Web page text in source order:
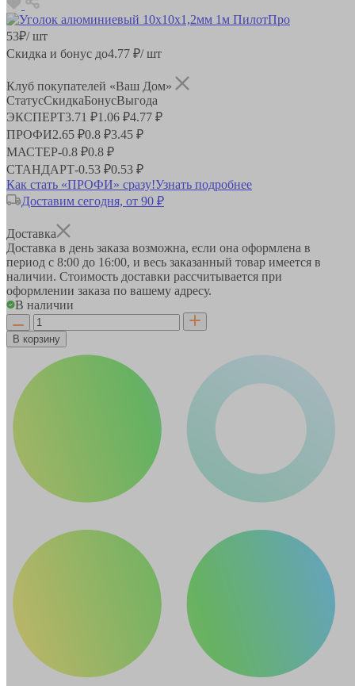
53₽/ шт
Скидка и бонус до4.77 ₽/ шт
Клуб покупателей «Ваш Дом»
СтатусСкидкаБонусВыгода
ЭКСПЕРТ3.71 ₽1.06 ₽4.77 ₽
ПРОФИ2.65 ₽0.8 ₽3.45 ₽
МАСТЕР-0.8 ₽0.8 ₽
СТАНДАРТ-0.53 ₽0.53 ₽
Как стать «ПРОФИ» сразу!Узнать подробнее
Доставим сегодня, от 90 ₽
Доставка
Доставка в день заказа возможна, если она оформлена в
период с 8:00 до 16:00, и весь заказанный товар имеется в
наличии. Стоимость доставки рассчитывается при
оформлении заказа по вашему адресу.
В наличии
В корзину